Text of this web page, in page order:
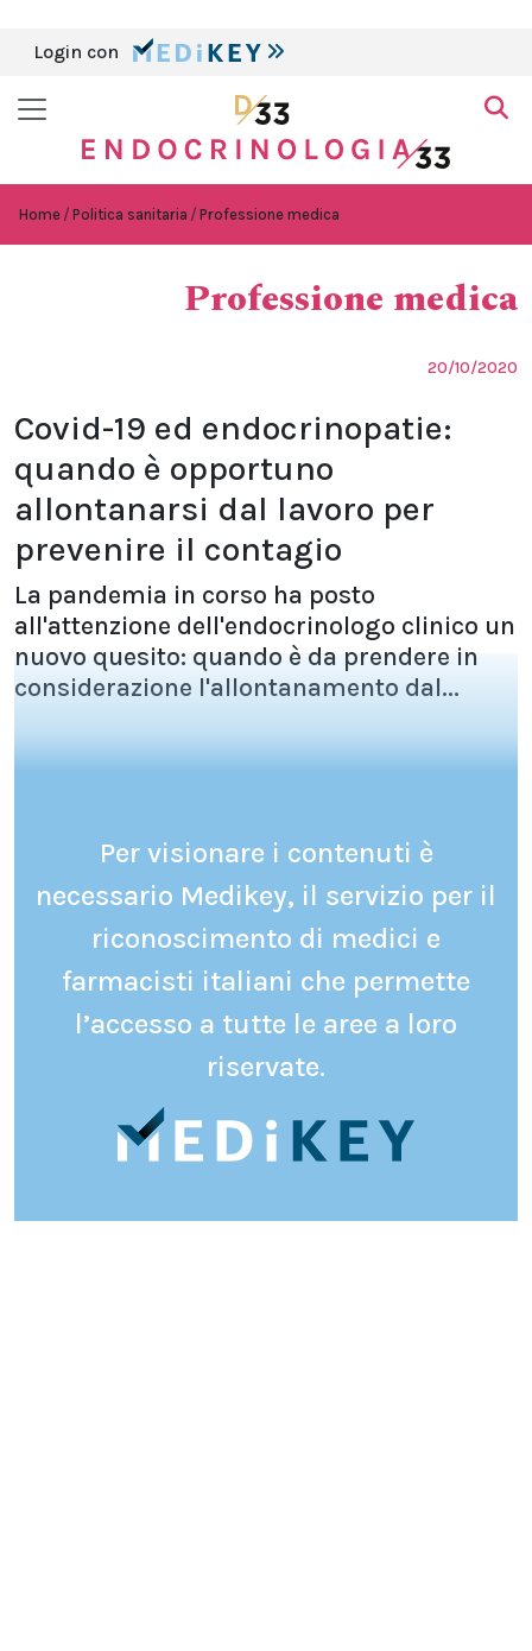
Login con
Home Politica sanitaria Professione medica
Professione medica
20/10/2020
Covid-19 ed endocrinopatie:
quando è opportuno
allontanarsi dal lavoro per
prevenire il contagio
La pandemia in corso ha posto
all'attenzione dell'endocrinologo clinico un
nuovo quesito: quando è da prendere in
considerazione l'allontanamento dal...
Per visionare i contenuti è
necessario Medikey, il servizio per il
riconoscimento di medici e
farmacisti italiani che permette
l’accesso a tutte le aree a loro
riservate.